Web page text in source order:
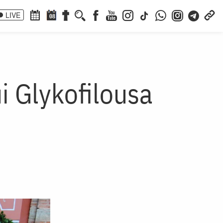
LIVE 08
Glykofilousa